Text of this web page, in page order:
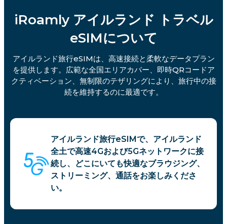
iRoamly アイルランド トラベル
eSIMについて
アイルランド旅行eSIMは、高速接続と柔軟なデータプラン
を提供します。広範な全国エリアカバー、即時QRコードア
クティベーション、無制限のテザリングにより、旅行中の接
続を維持するのに最適です。
アイルランド旅行eSIMで、アイルランド
全土で高速4Gおよび5Gネットワークに接
続し、どこにいても快適なブラウジング、
ストリーミング、通話をお楽しみくださ
い。